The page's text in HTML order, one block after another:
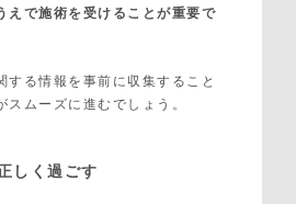
えで施術を受けることが重要で
する情報を事前に収集すること
スムーズに進むでしょう。
しく過ごす